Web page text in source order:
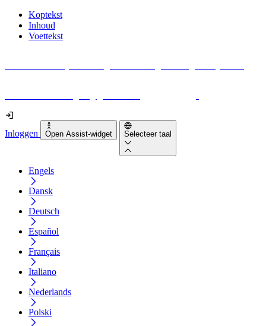
Koptekst
Inhoud
Voettekst
Inloggen Open Assist-widget Selecteer taal
Engels
Dansk
Deutsch
Español
Français
Italiano
Nederlands
Polski